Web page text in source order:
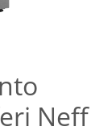
Neff